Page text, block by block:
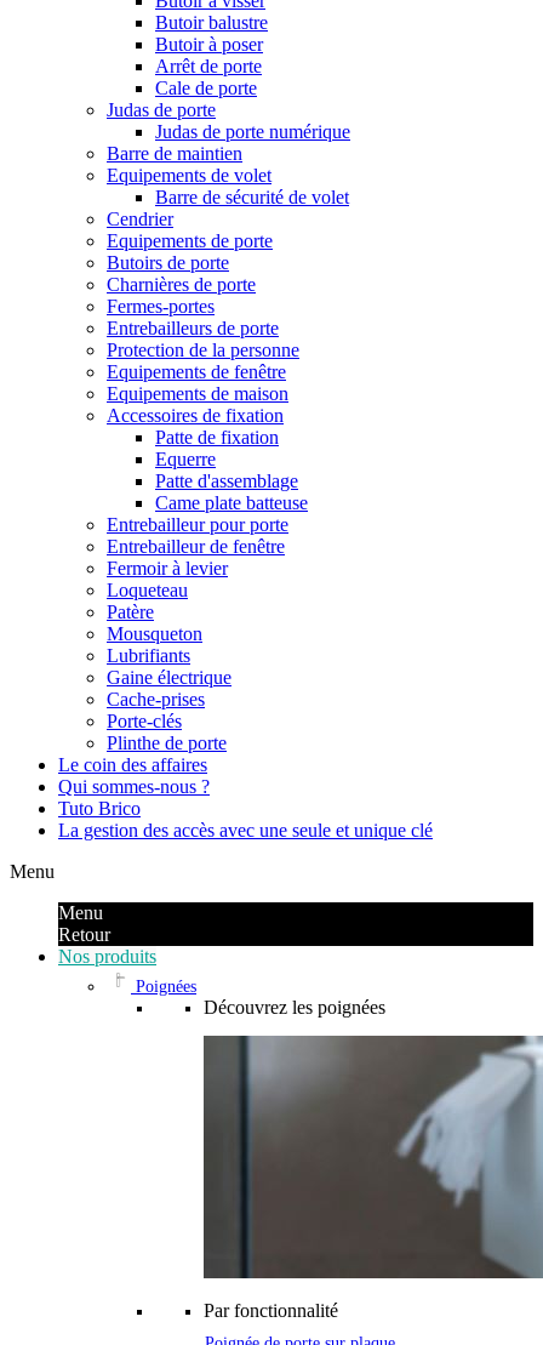
Butoir balustre
Butoir à poser
Arrêt de porte
Cale de porte
Judas de porte
Judas de porte numérique
Barre de maintien
Equipements de volet
Barre de sécurité de volet
Cendrier
Equipements de porte
Butoirs de porte
Charnières de porte
Fermes-portes
Entrebailleurs de porte
Protection de la personne
Equipements de fenêtre
Equipements de maison
Accessoires de fixation
Patte de fixation
Equerre
Patte d'assemblage
Came plate batteuse
Entrebailleur pour porte
Entrebailleur de fenêtre
Fermoir à levier
Loqueteau
Patère
Mousqueton
Lubrifiants
Gaine électrique
Cache-prises
Porte-clés
Plinthe de porte
Le coin des affaires
Qui sommes-nous ?
Tuto Brico
La gestion des accès avec une seule et unique clé
Menu
Menu
Retour
Nos produits
Poignées
Découvrez les poignées
Par fonctionnalité